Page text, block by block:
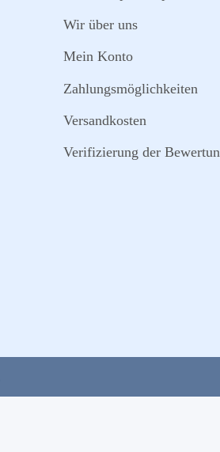
Wir über uns
Mein Konto
Zahlungsmöglichkeiten
Versandkosten
Verifizierung der